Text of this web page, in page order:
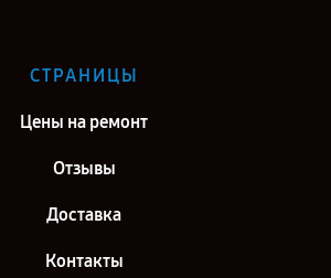
СТРАНИЦЫ
Цены на ремонт
Отзывы
Доставка
Контакты